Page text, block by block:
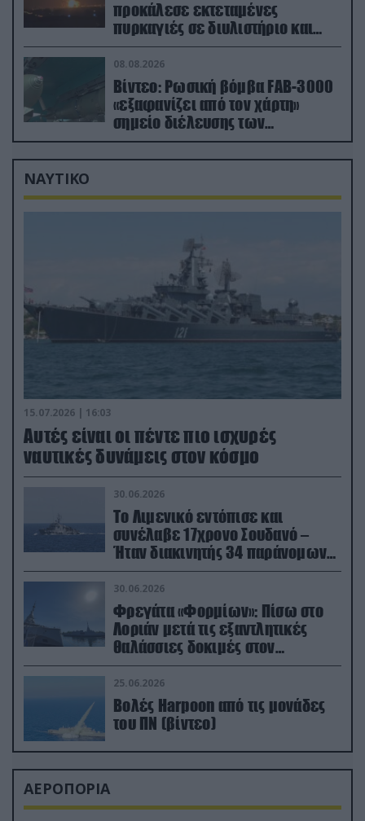
προκάλεσε εκτεταμένες
πυρκαγιές σε διυλιστήριο και
υποδομές της ρωσικής Rosneft
(βίντεο)
08.08.2026
Βίντεο: Ρωσική βόμβα FAB-3000
«εξαφανίζει από τον χάρτη»
σημείο διέλευσης των
ουκρανικών δυνάμεων στην
Ζαπορίζια
ΝΑΥΤΙΚΟ
15.07.2026 | 16:03
Aυτές είναι οι πέντε πιο ισχυρές
ναυτικές δυνάμεις στον κόσμο
30.06.2026
Το Λιμενικό εντόπισε και
συνέλαβε 17χρονο Σουδανό –
Ήταν διακινητής 34 παράνομων
μεταναστών
30.06.2026
Φρεγάτα «Φορμίων»: Πίσω στο
Λοριάν μετά τις εξαντλητικές
θαλάσσιες δοκιμές στον
απαιτητικό Βισκαϊκό
25.06.2026
Βολές Harpoon από τις μονάδες
του ΠΝ (βίντεο)
ΑΕΡΟΠΟΡΙΑ